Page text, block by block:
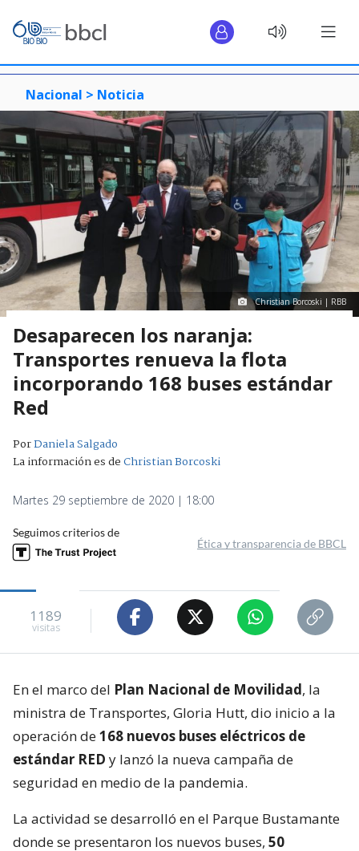
Nacional > Noticia
Christian Borcoski | RBB
Desaparecen los naranja:
Transportes renueva la flota
incorporando 168 buses estándar
Red
PorDaniela Salgado
La información es deChristian Borcoski
Martes 29 septiembre de 2020 | 18:00
Seguimos criterios de
Ética y transparencia de BBCL
1189
visitas
En el marco del Plan Nacional de Movilidad, la
ministra de Transportes, Gloria Hutt, dio inicio a la
operación de168 nuevos buses eléctricos de
estándar RED y lanzó la nueva campaña de
seguridad en medio de la pandemia.
La actividad se desarrolló en el Parque Bustamante
donde se presentaron los nuevos buses, 50